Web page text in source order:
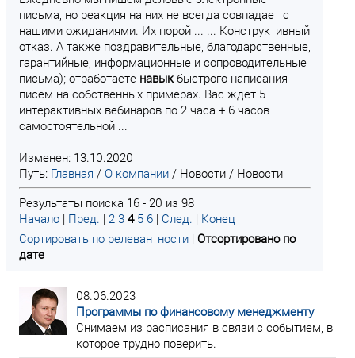
письма, но реакция на них не всегда совпадает с
нашими ожиданиями. Их порой ... ... Конструктивный
отказ. А также поздравительные, благодарственные,
гарантийные, информационные и сопроводительные
письма); отработаете навыкбыстрого написания
писем на собственных примерах. Вас ждет 5
интерактивных вебинаров по 2 часа + 6 часов
самостоятельной ...
Изменен: 13.10.2020
Путь: Главная / О компании / Новости / Новости
Результаты поиска 16 - 20 из 98
Начало | Пред. | 2 3 4 5 6 | След. | Конец
Сортировать по релевантности | Отсортировано по
дате
08.06.2023
Программы по финансовому менеджменту
Снимаем из расписания в связи с событием, в
которое трудно поверить.